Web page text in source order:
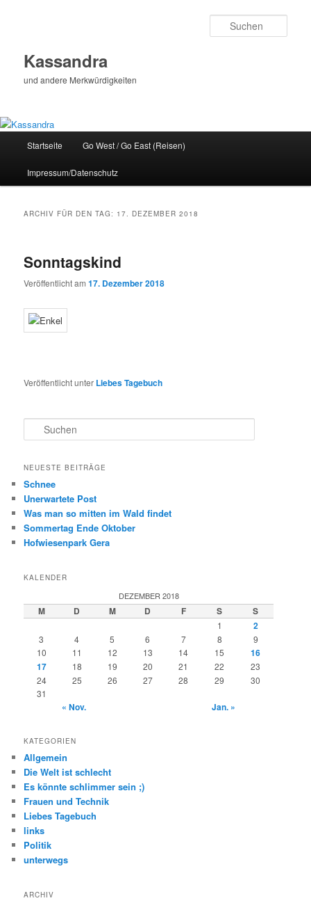
Kassandra
und andere Merkwürdigkeiten
Startseite Go West / Go East (Reisen)
Impressum/Datenschutz
ARCHIV FÜR DEN TAG: 17. DEZEMBER 2018
Sonntagskind
Veröffentlicht am17. Dezember 2018
Veröffentlicht unter Liebes Tagebuch
u
h
n
NEUESTE BEITRÄGE
Schnee
Unerwartete Post
Was man so mitten im Wald findet
Sommertag Ende Oktober
Hofwiesenpark Gera
KALENDER
DEZEMBER 2018
M D M D F S S
1 2
3 4 5 6 7 8
9
10
11 12 13 14 15
16
17
18 19 20 21 22
23
24
25 26 27 28 29
30
31
« Nov. Jan. »
KATEGORIEN
Allgemein
Die Welt ist schlecht
Es könnte schlimmer sein ;)
Frauen und Technik
Liebes Tagebuch
links
Politik
unterwegs
ARCHIV